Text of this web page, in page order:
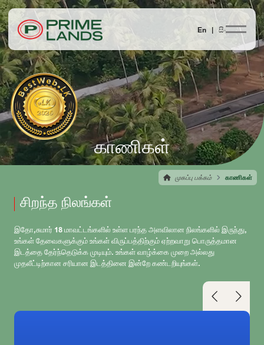
En | සිං
காணிகள்
முகப்பு பக்கம் காணிகள்
சிறந்த நிலங்கள்
இதோ,சுமார் 18 மாவட்டங்களில் உள்ள பரந்த அளவிலான நிலங்களில் இருந்து,
உங்கள் தேவைகளுக்கும் உங்கள் விருப்பத்திற்கும் ஏற்றவாறு பொருத்தமான
இடத்தை தேர்ந்தெடுக்க முடியும். உங்கள் வாழ்க்கை முறை அல்லது
முதலீட்டிற்கான சரியான இடத்தினை இன்றே கண்டறியுங்கள்.